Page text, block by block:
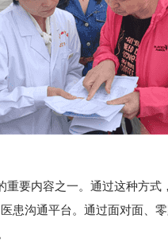
要内容之一。通过这种方式
患沟通平台。通过面对面、